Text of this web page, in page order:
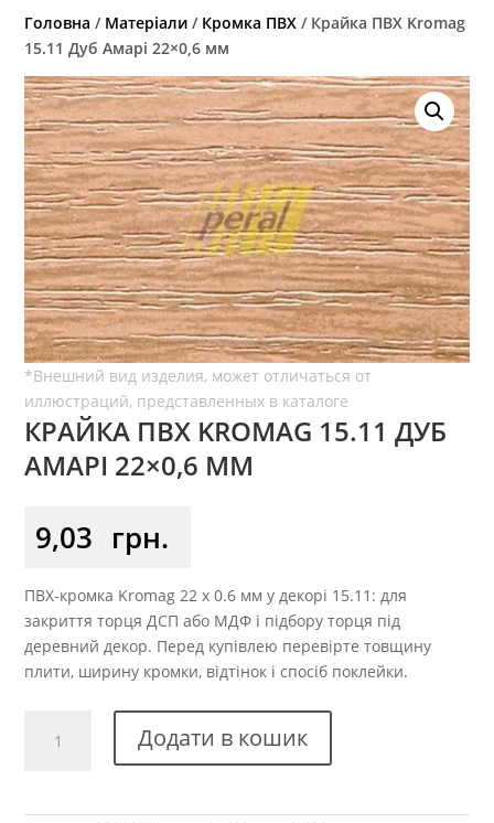
Головна / Матеріали / Кромка ПВХ / Крайка ПВХ Kromag
15.11 Дуб Амарі 22×0,6 мм
КРАЙКА ПВХ KROMAG 15.11 ДУБ
АМАРІ 22×0,6 ММ
9,03 грн.
ПВХ-кромка Kromag 22 x 0.6 мм у декорі 15.11: для
закриття торця ДСП або МДФ і підбору торця під
деревний декор. Перед купівлею перевірте товщину
плити, ширину кромки, відтінок і спосіб поклейки.
Додати в кошик